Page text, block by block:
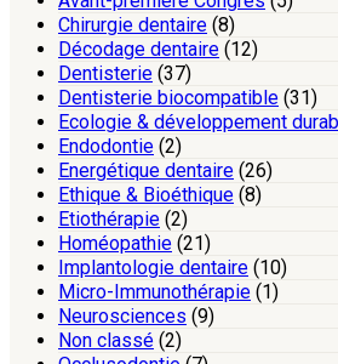
Chirurgie dentaire (8)
Décodage dentaire (12)
Dentisterie (37)
Dentisterie biocompatible (31)
Ecologie & développement
Endodontie (2)
Energétique dentaire (26)
Ethique & Bioéthique (8)
Etiothérapie (2)
Homéopathie (21)
Implantologie dentaire (10)
Micro-Immunothérapie (1)
Neurosciences (9)
Non classé (2)